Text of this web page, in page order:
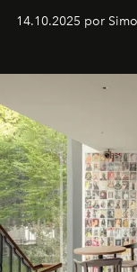
14.10.2025 por